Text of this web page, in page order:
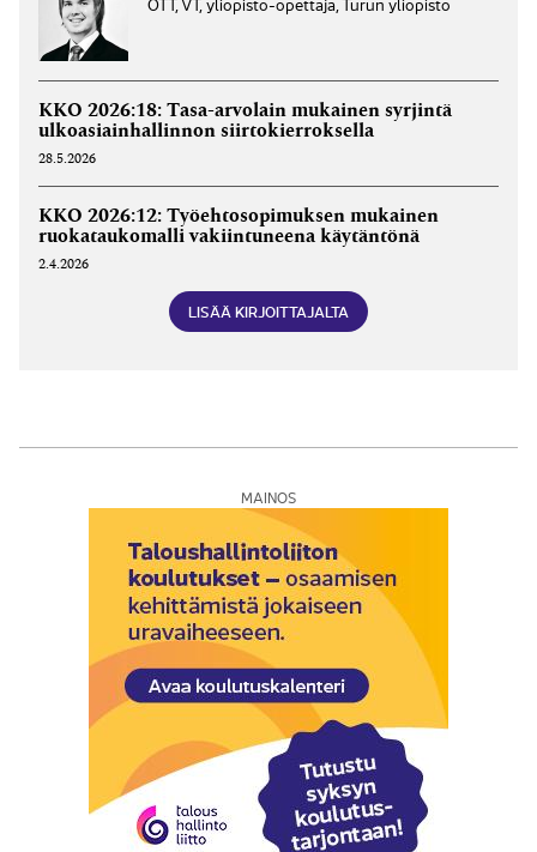
KKO 2026:18: Tasa-arvolain mukainen syrjintä
ulkoasiainhallinnon siirtokierroksella
28.5.2026
KKO 2026:12: Työehtosopimuksen mukainen
ruokataukomalli vakiintuneena käytäntönä
2.4.2026
LISÄÄ KIRJOITTAJALTA
MAINOS